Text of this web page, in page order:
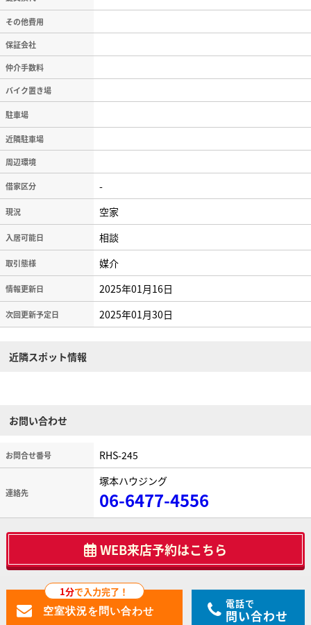
その他費用
保証会社
仲介手数料
バイク置き場
駐車場
近隣駐車場
周辺環境
借家区分 -
現況 空家
入居可能日 相談
取引態様 媒介
情報更新日 2025年01月16日
次回更新予定日 2025年01月30日
近隣スポット情報
お問い合わせ
お問合せ番号 RHS-245
連絡先
塚本ハウジング
06-6477-4556
WEB来店予約はこちら
1分で入力完了！
電話で
問い合わせ